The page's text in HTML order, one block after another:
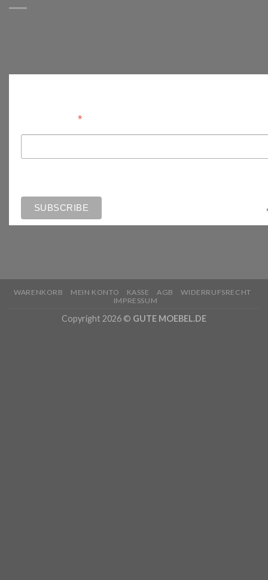
*
WARENKORB MEIN KONTO KASSE AGB
WIDERRUFSRECHT
IMPRESSUM
Copyright 2026 © GUTE MOEBEL.DE